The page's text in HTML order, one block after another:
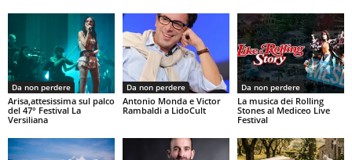
Da non perdere
Arisa,attesissima sul palco
del 47° Festival La
Versiliana
Da non perdere
Antonio Monda e Victor
Rambaldi a LidoCult
Da non perdere
La musica dei Rolling
Stones al Mediceo Live
Festival